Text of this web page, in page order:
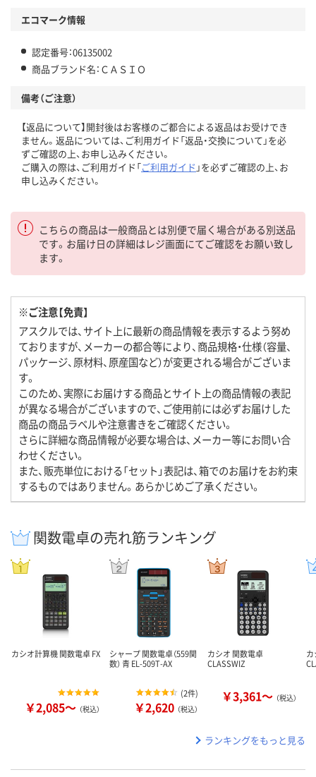
エコマーク情報
認定番号：06135002
商品ブランド名：ＣＡＳＩＯ
備考（ご注意）
【返品について】開封後はお客様のご都合による返品はお受けでき
ません。返品については、ご利用ガイド「返品・交換について」を必
ずご確認の上、お申し込みください。
ご購入の際は、ご利用ガイド「ご利用ガイド 」を必ずご確認の上、お
申し込みください。
こちらの商品は一般商品とは別便で届く場合がある別送品
です。お届け日の詳細はレジ画面にてご確認をお願い致し
ます。
※ご注意【免責】
アスクルでは、サイト上に最新の商品情報を表示するよう努め
ておりますが、メーカーの都合等により、商品規格・仕様（容量、
パッケージ、原材料、原産国など）が変更される場合がございま
す。
このため、実際にお届けする商品とサイト上の商品情報の表記
が異なる場合がございますので、ご使用前には必ずお届けした
商品の商品ラベルや注意書きをご確認ください。
さらに詳細な商品情報が必要な場合は、メーカー等にお問い合
わせください。
また、販売単位における「セット」表記は、箱でのお届けをお約束
するものではありません。あらかじめご了承ください。
関数電卓の売れ筋ランキング
カシオ計算機 関数電卓 FX
￥2,085～ （税込）
シャープ 関数電卓（559関
数） 青 EL-509T-AX
(2件)
￥2,620 （税込）
カシオ 関数電卓
CLASSWIZ
￥3,361～ （税込）
ランキングをもっと見る